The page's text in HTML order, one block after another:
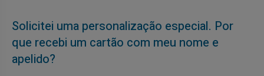
Solicitei uma personalização especial. Por
que recebi um cartão com meu nome e
apelido?